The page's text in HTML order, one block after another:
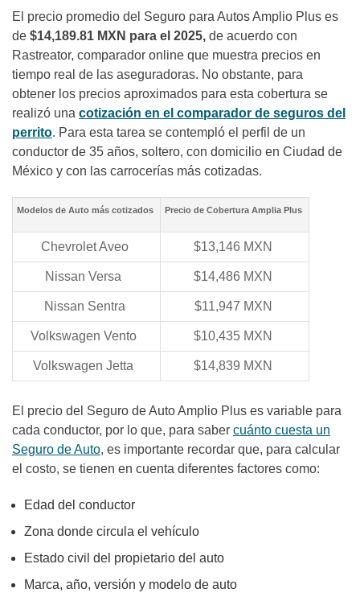
El precio promedio del Seguro para Autos Amplio Plus es
de $14,189.81 MXN para el 2025, de acuerdo con
Rastreator, comparador online que muestra precios en
tiempo real de las aseguradoras. No obstante, para
obtener los precios aproximados para esta cobertura se
realizó una cotización en el comparador de seguros del
perrito. Para esta tarea se contempló el perfil de un
conductor de 35 años, soltero, con domicilio en Ciudad de
México y con las carrocerías más cotizadas.
Modelos de Auto más cotizados Precio de Cobertura Amplia Plus
Chevrolet Aveo $13,146 MXN
Nissan Versa $14,486 MXN
Nissan Sentra $11,947 MXN
Volkswagen Vento $10,435 MXN
Volkswagen Jetta $14,839 MXN
El precio del Seguro de Auto Amplio Plus es variable para
cada conductor, por lo que, para saber cuánto cuesta un
Seguro de Auto, es importante recordar que, para calcular
el costo, se tienen en cuenta diferentes factores como:
Edad del conductor
Zona donde circula el vehículo
Estado civil del propietario del auto
Marca, año, versión y modelo de auto